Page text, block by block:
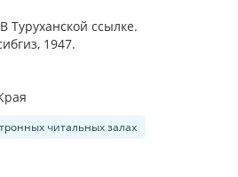
Туруханской ссылке.
1947.
читальных залах